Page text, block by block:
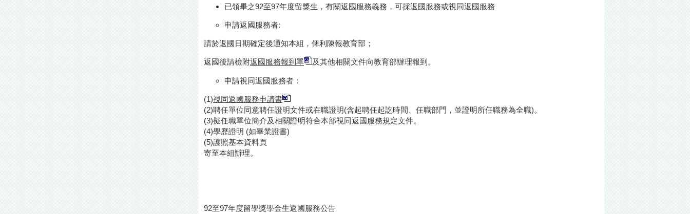
已領畢之92至97年度留獎生，有關返國服務義務，可採返國服務或視同返國服務
申請返國服務者:
請於返國日期確定後通知本組，俾利陳報教育部；
返國後請檢附返國服務報到單 及其他相關文件向教育部辦理報到。
申請視同返國服務者：
(1)視同返國服務申請書
(2)聘任單位同意聘任證明文件或在職證明(含起聘任起訖時間、任職部門，並證明所任職務為全職)。
(3)擬任職單位簡介及相關證明符合本部視同返國服務規定文件。
(4)學歷證明 (如畢業證書)
(5)護照基本資料頁
寄至本組辦理。
92至97年度留學獎學金生返國服務公告